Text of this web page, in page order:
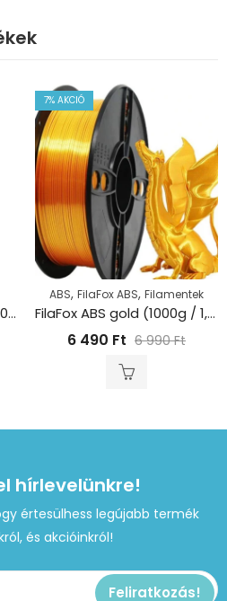
FilaFox TPU Piros 95A (1000g / 1,75mm)
7% AKCIÓ
ABS, FilaFox ABS, Filamentek
FilaFox ABS gold (1000g / 1,75mm)
6 490 Ft 6 990Ft
hírlevelünkre!
értesülhess legújabb termék
és akcióinkról!